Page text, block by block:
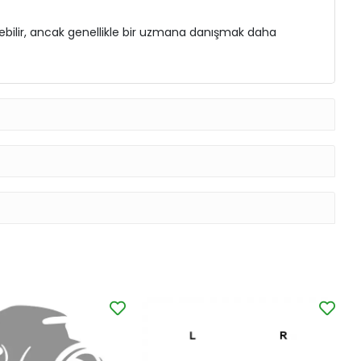
ancak genellikle bir uzmana danışmak daha